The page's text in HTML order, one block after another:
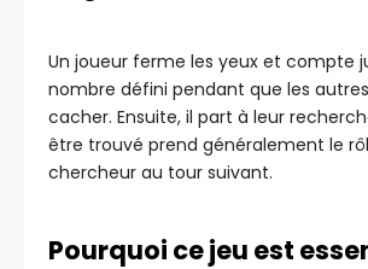
Un joueur ferme les yeux et compte
nombre défini pendant que les
cacher. Ensuite, il part à leur
être trouvé prend généralement le
chercheur au tour suivant.
Pourquoi ce jeu est